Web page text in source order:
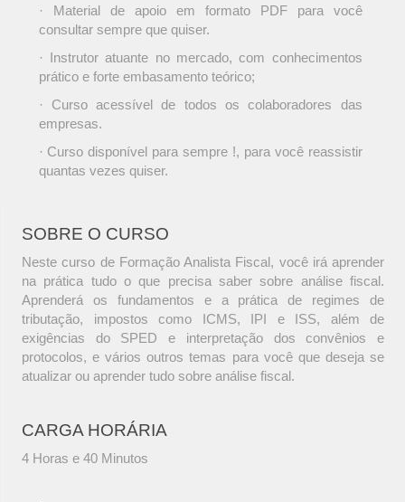
· Material de apoio em formato PDF para você
consultar sempre que quiser.
· Instrutor atuante no mercado, com conhecimentos
prático e forte embasamento teórico;
· Curso acessível de todos os colaboradores das
empresas.
· Curso disponível para sempre !, para você reassistir
quantas vezes quiser.
SOBRE O CURSO
Neste curso de Formação Analista Fiscal, você irá aprender
na prática tudo o que precisa saber sobre análise fiscal.
Aprenderá os fundamentos e a prática de regimes de
tributação, impostos como ICMS, IPI e ISS, além de
exigências do SPED e interpretação dos convênios e
protocolos, e vários outros temas para você que deseja se
atualizar ou aprender tudo sobre análise fiscal.
CARGA HORÁRIA
4 Horas e 40 Minutos